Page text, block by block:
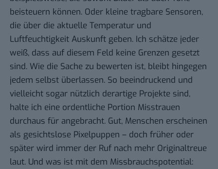
beisteuern können. Oder kleine tragbare Sensoren,
die über die aktuelle Temperatur und
Luftfeuchtigkeit Auskunft geben. Ich schätze jeder
weiß, dass auf diesem Feld keine Grenzen gesetzt
sind. Wie die Sache zu bewerten ist, bleibt hingegen
jedem selbst überlassen. So beeindruckend und
vielleicht sogar nützlich derartige Projekte sind,
halte ich eine ordentliche Portion Misstrauen
durchaus für angebracht. Gut, Menschen erscheinen
als gesichtslose Pixelpuppen – doch früher oder
später wird immer der Ruf nach mehr Originaltreue
laut. Und was ist mit dem Missbrauchspotential: